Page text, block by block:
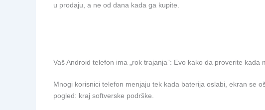
u prodaju, a ne od dana kada ga kupite.
Vaš Android telefon ima „rok trajanja”: Evo kako da proverite kada
Mnogi korisnici telefon menjaju tek kada baterija oslabi, ekran se
pogled: kraj softverske podrške.